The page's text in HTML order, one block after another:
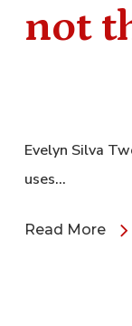
not
Evelyn Silva
uses…
Read More